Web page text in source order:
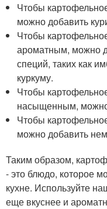
Чтобы
можно добавить
Чтобы
ароматным, можно
специй, таких как
куркуму.
Чтобы
насыщенным,
Чтобы
можно добавить
Таким образом,
- это блюдо, которое
кухне. Используйте
еще вкуснее и